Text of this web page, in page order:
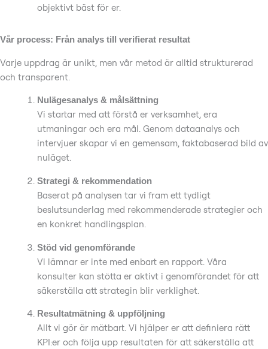
objektivt bäst för er.
Vår process: Från analys till verifierat resultat
Varje uppdrag är unikt, men vår metod är alltid strukturerad
och transparent.
Nulägesanalys & målsättning
Vi startar med att förstå er verksamhet, era
utmaningar och era mål. Genom dataanalys och
intervjuer skapar vi en gemensam, faktabaserad bild av
nuläget.
Strategi & rekommendation
Baserat på analysen tar vi fram ett tydligt
beslutsunderlag med rekommenderade strategier och
en konkret handlingsplan.
Stöd vid genomförande
Vi lämnar er inte med enbart en rapport. Våra
konsulter kan stötta er aktivt i genomförandet för att
säkerställa att strategin blir verklighet.
Resultatmätning & uppföljning
Allt vi gör är mätbart. Vi hjälper er att definiera rätt
KPI:er och följa upp resultaten för att säkerställa att